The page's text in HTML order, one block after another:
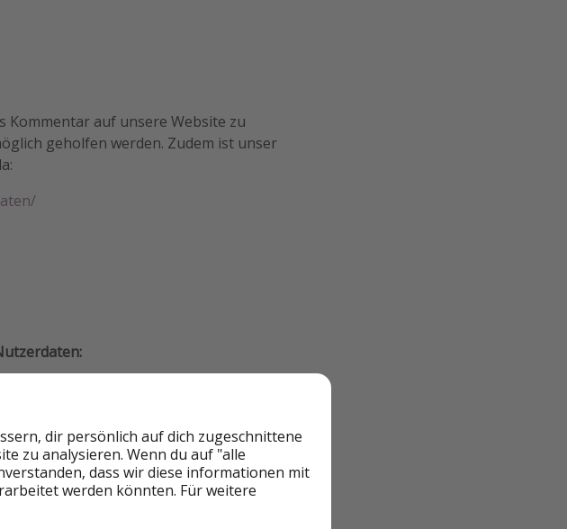
auf unsere Website zu
geholfen werden. Zudem ist unser
hier erreicht werden:
dir persönlich auf dich zugeschnittene
zu analysieren. Wenn du auf "alle
dass wir diese informationen mit
werden könnten. Für weitere